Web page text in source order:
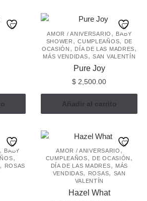
AMOR / ANIVERSARIO , BABY
SHOWER ,CUMPLEAÑOS,
DE
OCASIÓN , DÍA DE LAS MADRES,
MÁS VENDIDAS, SAN VALENTÍN
Pure Joy
$ 2,500.00
Añadir al carrito
,
BABY
,
, ROSAS
AMOR / ANIVERSARIO ,
CUMPLEAÑOS, DE OCASIÓN ,
DÍA DE LAS MADRES, MÁS
VENDIDAS, ROSAS, SAN
VALENTÍN
Hazel What